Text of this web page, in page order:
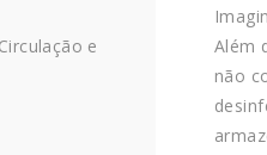
Além
não
e